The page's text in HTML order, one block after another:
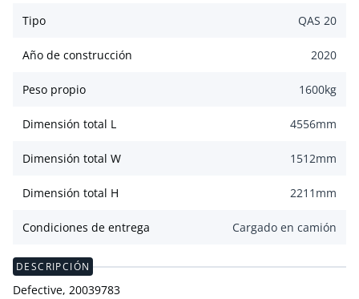
Tipo QAS 20
Año de construcción 2020
Peso propio 1600kg
Dimensión total L 4556mm
Dimensión total W 1512mm
Dimensión total H 2211 mm
Condiciones de entrega Cargado en camión
DESCRIPCIÓN
Defective, 20039783